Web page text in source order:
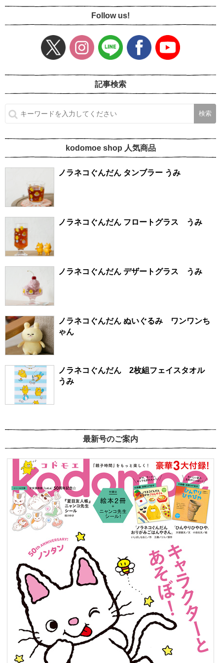
Follow us!
記事検索
kodomoe shop 人気商品
ノラネコぐんだん タンブラー うみ
ノラネコぐんだん フロートグラス うみ
ノラネコぐんだん デザートグラス うみ
ノラネコぐんだん ぬいぐるみ ワンワンち
ゃん
ノラネコぐんだん 2枚組フェイスタオル
うみ
最新号のご案内